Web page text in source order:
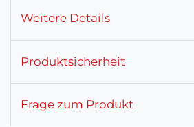
Weitere Details
Produktsicherheit
Frage zum Produkt